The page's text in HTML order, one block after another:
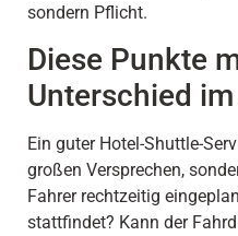
sondern Pflicht.
Diese Punkte
Unterschied
Ein guter Hotel-Shuttle-
großen Versprechen,
Fahrer rechtzeitig
stattfindet? Kann der